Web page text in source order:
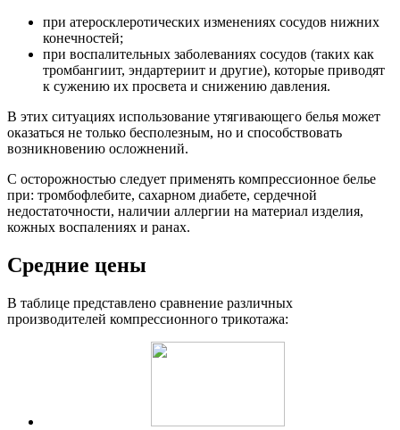
при атеросклеротических изменениях сосудов нижних
конечностей;
при воспалительных заболеваниях сосудов (таких как
тромбангиит, эндартериит и другие), которые приводят
к сужению их просвета и снижению давления.
В этих ситуациях использование утягивающего белья может
оказаться не только бесполезным, но и способствовать
возникновению осложнений.
С осторожностью следует применять компрессионное белье
при: тромбофлебите, сахарном диабете, сердечной
недостаточности, наличии аллергии на материал изделия,
кожных воспалениях и ранах.
Средние цены
В таблице представлено сравнение различных
производителей компрессионного трикотажа: